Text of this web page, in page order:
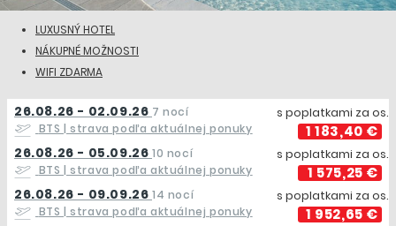
LUXUSNÝ HOTEL
NÁKUPNÉ MOŽNOSTI
WIFI ZDARMA
26.08.26 - 02.09.26 7 nocí
BTS| strava podľa aktuálnej ponuky
s poplatkami za os.
1 183,40 €
26.08.26 - 05.09.26 10 nocí
BTS| strava podľa aktuálnej ponuky
s poplatkami za os.
1 575,25 €
26.08.26 - 09.09.26 14 nocí
BTS| strava podľa aktuálnej ponuky
s poplatkami za os.
1 952,65 €